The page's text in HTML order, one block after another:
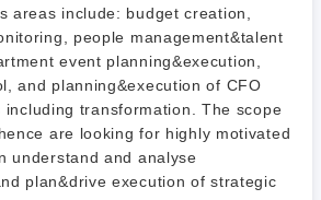
areas include: budget creation,
people management&talent
event planning&execution,
and planning&execution of CFO
transformation. The scope
are looking for highly motivated
understand and analyse
plan&drive execution of strategic
種を選択してください
すべての経営企画・事業企
画
種を選択してください
企画
界を選択してください
務地を選択してください
地方
件を入力ください